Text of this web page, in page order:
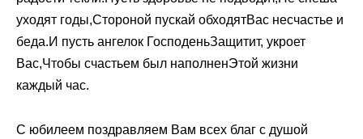
уходят годы,Стороной пускай обходятВас несчастье и
беда.И пусть ангелок ГосподеньЗащитит, укроет
Вас,Чтобы счастьем был наполненЭтой жизни
каждый час.
С юбилеем поздравляем Вам всех благ с душой